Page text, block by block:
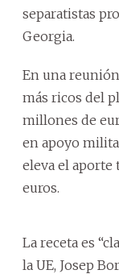
separatistas
Georgia.
En una
más ricos del
millones de
en apoyo
eleva el aporte
euros.
La receta es
la UE, Josep